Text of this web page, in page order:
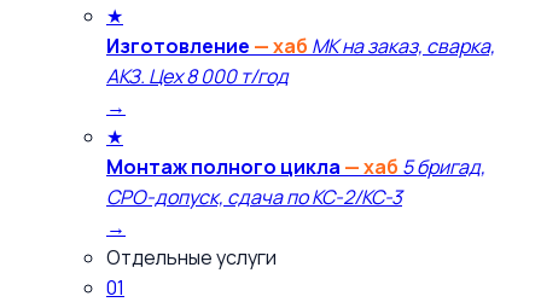
★
Изготовление — хаб МК на заказ, сварка,
АКЗ. Цех 8 000 т/год
→
★
Монтаж полного цикла — хаб 5 бригад,
СРО-допуск, сдача по КС-2/КС-3
→
Отдельные услуги
01